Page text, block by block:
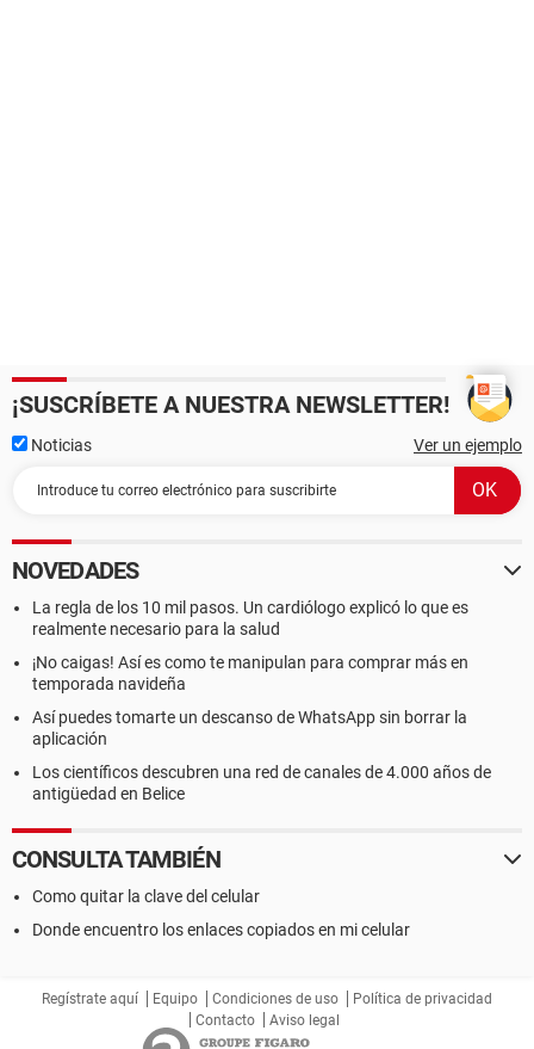
¡SUSCRÍBETE A NUESTRA NEWSLETTER!
Noticias Ver un ejemplo
NOVEDADES
La regla de los 10 mil pasos. Un cardiólogo explicó lo que es
realmente necesario para la salud
¡No caigas! Así es como te manipulan para comprar más en
temporada navideña
Así puedes tomarte un descanso de WhatsApp sin borrar la
aplicación
Los científicos descubren una red de canales de 4.000 años de
antigüedad en Belice
CONSULTA TAMBIÉN
Como quitar la clave del celular
Donde encuentro los enlaces copiados en mi celular
Regístrate aquí Equipo Condiciones de uso
Política de privacidad
Contacto
Aviso legal